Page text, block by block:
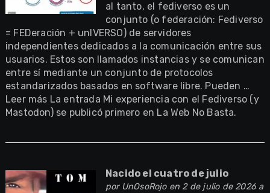
al tanto, el fediverso es un
conjunto (o federación: Fediverso
= FEDeración + unIVERSO) de servidores
independientes dedicados a la comunicación entre sus
usuarios. Estos son llamados instancias y se comunican
entre sí mediante un conjunto de protocolos
estandarizados basados en software libre. Pueden …
Leer más La entrada Mi experiencia con el Fediverso (y
Mastodon) se publicó primero en La Web No Basta.
Nacido el cuatro de julio
por UnOsoRojoen 2 de julio de 2026 a